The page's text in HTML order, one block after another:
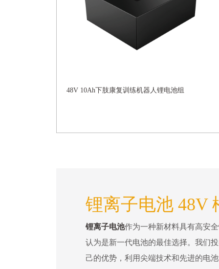
48V 10Ah下肢康复训练机器人锂电池组
锂离子电池 48V
锂离子电池作为一种新材料具有高安
认为是新一代电池的最佳选择。我们
己的优势，利用尖端技术和先进的电